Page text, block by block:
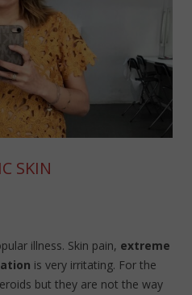
SKIN
illness. Skin pain, extreme
is very irritating. For the
but they are not the way